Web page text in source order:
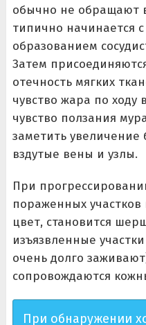
обычно не обращают
типично начинается
образованием
Затем
отечность мягких
чувство жара по ходу
чувство ползания
заметить увеличение
вздутые вены и узлы.
При
пораженных
цвет, становится
изъязвленные
очень долго
сопровождаются
При обнаружении